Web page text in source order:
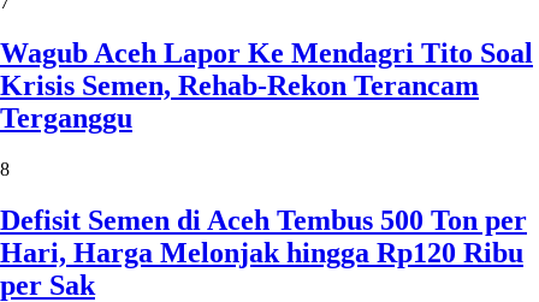
Wagub Aceh Lapor Ke Mendagri Tito Soal
Krisis Semen, Rehab-Rekon Terancam
Terganggu
8
Defisit Semen di Aceh Tembus 500 Ton per
Hari, Harga Melonjak hingga Rp120 Ribu
per Sak